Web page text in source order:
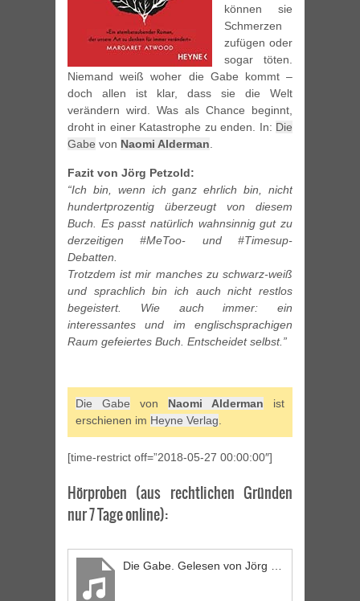
können sie
Schmerzen
zufügen oder
sogar töten.
Niemand weiß woher die Gabe kommt –
doch allen ist klar, dass sie die Welt
verändern wird. Was als Chance beginnt,
droht in einer Katastrophe zu enden. In: Die
Gabe von Naomi Alderman.
Fazit von Jörg Petzold:
“Ich bin, wenn ich ganz ehrlich bin, nicht
hundertprozentig überzeugt von diesem
Buch. Es passt natürlich wahnsinnig gut zu
derzeitigen #MeToo- und #Timesup-
Debatten.
Trotzdem ist mir manches zu schwarz-weiß
und sprachlich bin ich auch nicht restlos
begeistert. Wie auch immer: ein
interessantes und im englischsprachigen
Raum gefeiertes Buch. Entscheidet selbst.”
Die Gabe von Naomi Alderman ist
erschienen im Heyne Verlag.
[time-restrict off=”2018-05-27 00:00:00″]
Hörproben (aus rechtlichen Gründen
nur 7 Tage online):
Die Gabe. Gelesen von Jörg Petzold 1/6